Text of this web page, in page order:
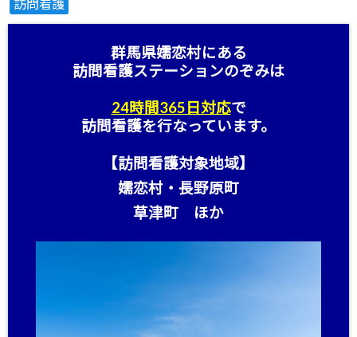
訪問看護
群馬県嬬恋村にある
訪問看護ステーションのぞみは
24時間365日対応で
訪問看護を行なっています。
【訪問看護対象地域】
嬬恋村・長野原町
草津町 ほか